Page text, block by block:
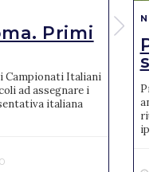
Primi
Campionati Italiani
ad assegnare i
italiana
0